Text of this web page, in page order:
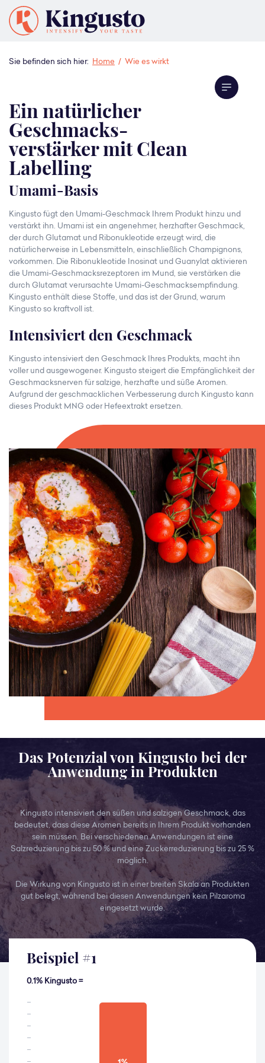
Sie befinden sich hier: Home / Wie es wirkt
Ein natürlicher
Geschmacks-
verstärker mit Clean
Labelling
Umami-Basis
Kingusto fügt den Umami-Geschmack Ihrem Produkt hinzu und
verstärkt ihn. Umami ist ein angenehmer, herzhafter Geschmack,
der durch Glutamat und Ribonukleotide erzeugt wird, die
natürlicherweise in Lebensmitteln, einschließlich Champignons,
vorkommen. Die Ribonukleotide Inosinat und Guanylat aktivieren
die Umami-Geschmacksrezeptoren im Mund, sie verstärken die
durch Glutamat verursachte Umami-Geschmacksempfindung.
Kingusto enthält diese Stoffe, und das ist der Grund, warum
Kingusto so kraftvoll ist.
Intensiviert den Geschmack
Kingusto intensiviert den Geschmack Ihres Produkts, macht ihn
voller und ausgewogener. Kingusto steigert die Empfänglichkeit der
Geschmacksnerven für salzige, herzhafte und süße Aromen.
Aufgrund der geschmacklichen Verbesserung durch Kingusto kann
dieses Produkt MNG oder Hefeextrakt ersetzen.
Das Potenzial von Kingusto bei der
Anwendung in Produkten
Kingusto intensiviert den süßen und salzigen Geschmack, das
bedeutet, dass diese Aromen bereits in Ihrem Produkt vorhanden
sein müssen. Bei verschiedenen Anwendungen ist eine
Salzreduzierung bis zu 50 % und eine Zuckerreduzierung bis zu 25 %
möglich.
Die Wirkung von Kingusto ist in einer breiten Skala an Produkten
gut belegt, während bei diesen Anwendungen kein Pilzaroma
eingesetzt wurde.
Beispiel #1
0.1% Kingusto =